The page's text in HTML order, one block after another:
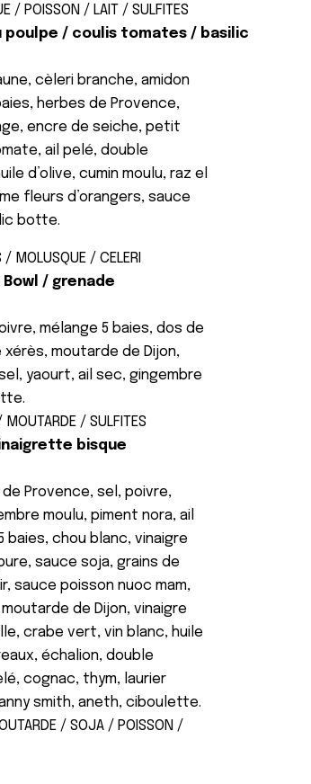
/ POISSON / LAIT / SULFITES
poulpe / coulis tomates / basilic
cèleri branche, amidon
herbes de Provence,
encre de seiche, petit
ail pelé, double
d’olive, cumin moulu, raz el
fleurs d’orangers, sauce
botte.
/ MOLUSQUE / CELERI
/ grenade
mélange 5 baies, dos de
moutarde de Dijon,
yaourt, ail sec, gingembre
/ SULFITES
bisque
Provence, sel, poivre,
moulu, piment nora, ail
baies, chou blanc, vinaigre
sauce soja, grains de
sauce poisson nuoc mam,
de Dijon, vinaigre
crabe vert, vin blanc, huile
échalion, double
cognac, thym, laurier
smith, aneth, ciboulette.
/ SOJA / POISSON /